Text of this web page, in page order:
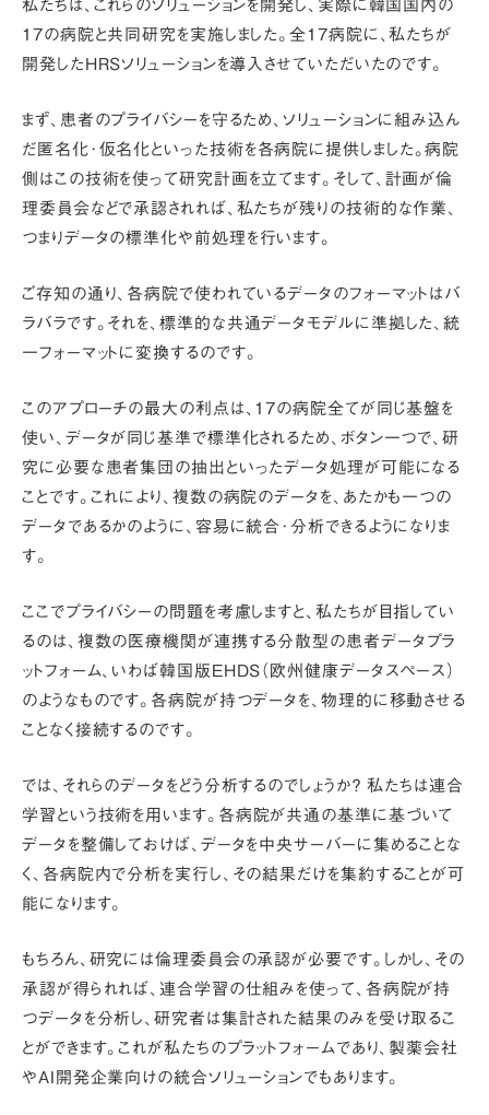
17の病院と共同研究を実施しました。全17病院に、私たちが
開発したHRSソリューションを導入させていただいたのです。
まず、患者のプライバシーを守るため、ソリューションに組み込ん
だ匿名化･仮名化といった技術を各病院に提供しました。病院
側はこの技術を使って研究計画を立てます。そして、計画が倫
理委員会などで承認されれば、私たちが残りの技術的な作業、
つまりデータの標準化や前処理を行います。
ご存知の通り、各病院で使われているデータのフォーマットはバ
ラバラです。それを、標準的な共通データモデルに準拠した、統
一フォーマットに変換するのです。
このアプローチの最大の利点は、17の病院全てが同じ基盤を
使い、データが同じ基準で標準化されるため、ボタン一つで、研
究に必要な患者集団の抽出といったデータ処理が可能になる
ことです。これにより、複数の病院のデータを、あたかも一つの
データであるかのように、容易に統合･分析できるようになりま
す。
ここでプライバシーの問題を考慮しますと、私たちが目指してい
るのは、複数の医療機関が連携する分散型の患者データプラ
ットフォーム、いわば韓国版EHDS（欧州健康データスペース）
のようなものです。各病院が持つデータを、物理的に移動させる
ことなく接続するのです。
では、それらのデータをどう分析するのでしょうか？ 私たちは連合
学習という技術を用います。各病院が共通の基準に基づいて
データを整備しておけば、データを中央サーバーに集めることな
く、各病院内で分析を実行し、その結果だけを集約することが可
能になります。
もちろん、研究には倫理委員会の承認が必要です。しかし、その
承認が得られれば、連合学習の仕組みを使って、各病院が持
つデータを分析し、研究者は集計された結果のみを受け取るこ
とができます。これが私たちのプラットフォームであり、製薬会社
やAI開発企業向けの統合ソリューションでもあります。